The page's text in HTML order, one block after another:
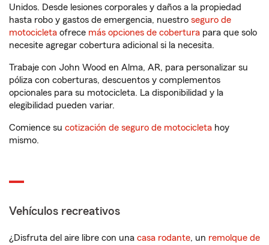
Unidos. Desde lesiones corporales y daños a la propiedad
hasta robo y gastos de emergencia, nuestro seguro de
motocicleta ofrece más opciones de cobertura para que solo
necesite agregar cobertura adicional si la necesita.
Trabaje con John Wood en Alma, AR, para personalizar su
póliza con coberturas, descuentos y complementos
opcionales para su motocicleta. La disponibilidad y la
elegibilidad pueden variar.
Comience su cotización de seguro de motocicleta hoy
mismo.
Vehículos recreativos
¿Disfruta del aire libre con una casa rodante, un remolque de